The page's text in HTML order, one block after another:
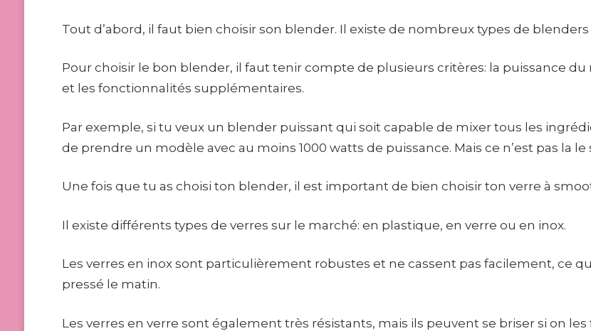
Tout d’abord, il faut bien choisir son blender. Il existe de nombreux types de
Pour choisir le bon blender, il faut tenir compte de plusieurs critères: la puissance
et les fonctionnalités supplémentaires.
Par exemple, si tu veux un blender puissant qui soit capable de mixer tous les
de prendre un modèle avec au moins 1000 watts de puissance. Mais ce n’est pas la
Une fois que tu as choisi ton blender, il est important de bien choisir ton verre à
Il existe différents types de verres sur le marché: en plastique, en verre ou en inox.
Les verres en inox sont particulièrement robustes et ne cassent pas facilement, ce
pressé le matin.
Les verres en verre sont également très résistants, mais ils peuvent se briser si on les